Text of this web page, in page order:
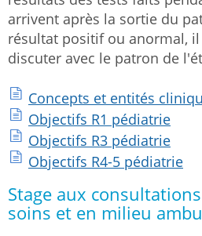
arrivent après la sortie du
résultat positif ou anormal,
discuter avec le patron de
Concepts et entités
Objectifs R1 pédiatrie
Objectifs R3 pédiatrie
Objectifs R4-5 pédiatrie
Stage aux
soins et en milieu